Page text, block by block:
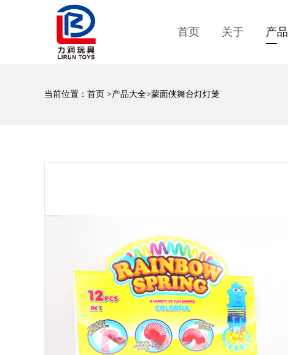
首页 关于 产品
当前位置： 首页 >产品大全>蒙面侠舞台灯灯笼